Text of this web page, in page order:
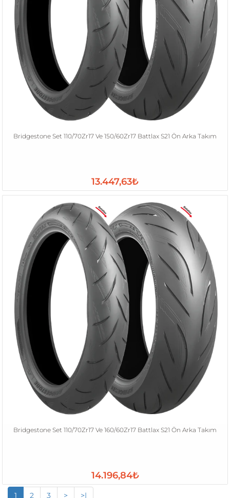
Bridgestone Set 110/70Zr17 Ve 150/60Zr17 Battlax S21 Ön Arka Takım
13.447,63₺
Bridgestone Set 110/70Zr17 Ve 160/60Zr17 Battlax S21 Ön Arka Takım
14.196,84₺
1 2 3 >
>|